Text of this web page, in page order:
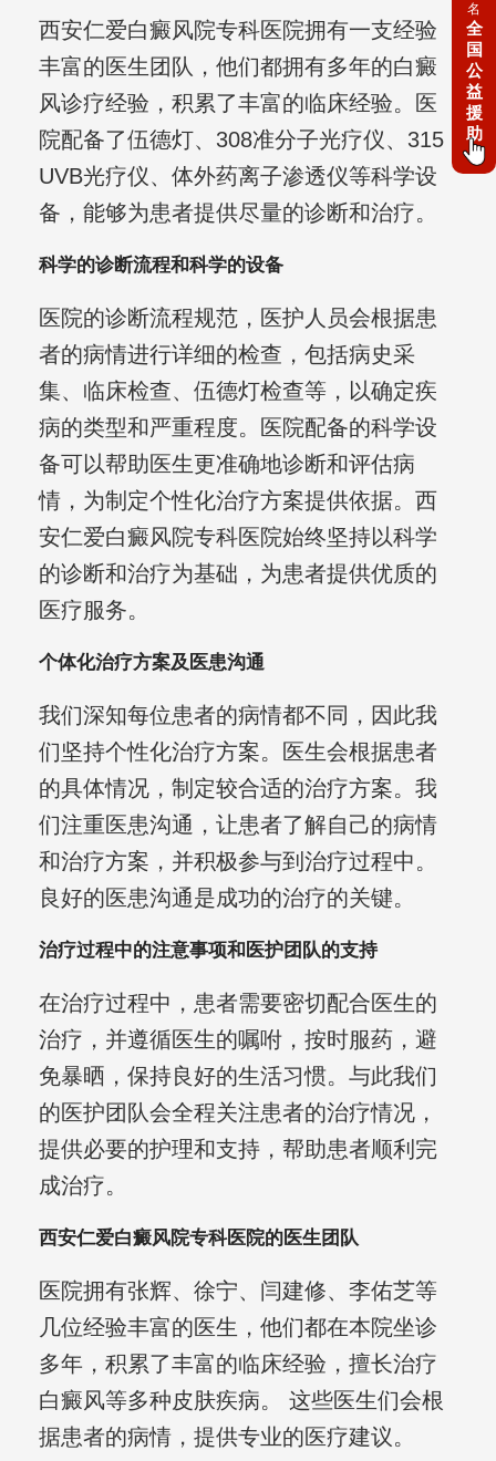
西安仁爱白癜风院专科医院拥有一支经验
丰富的医生团队，他们都拥有多年的白癜
风诊疗经验，积累了丰富的临床经验。医
院配备了伍德灯、308准分子光疗仪、315
UVB光疗仪、体外药离子渗透仪等科学设
备，能够为患者提供尽量的诊断和治疗。
科学的诊断流程和科学的设备
医院的诊断流程规范，医护人员会根据患
者的病情进行详细的检查，包括病史采
集、临床检查、伍德灯检查等，以确定疾
病的类型和严重程度。医院配备的科学设
备可以帮助医生更准确地诊断和评估病
情，为制定个性化治疗方案提供依据。西
安仁爱白癜风院专科医院始终坚持以科学
的诊断和治疗为基础，为患者提供优质的
医疗服务。
个体化治疗方案及医患沟通
我们深知每位患者的病情都不同，因此我
们坚持个性化治疗方案。医生会根据患者
的具体情况，制定较合适的治疗方案。我
们注重医患沟通，让患者了解自己的病情
和治疗方案，并积极参与到治疗过程中。
良好的医患沟通是成功的治疗的关键。
治疗过程中的注意事项和医护团队的支持
在治疗过程中，患者需要密切配合医生的
治疗，并遵循医生的嘱咐，按时服药，避
免暴晒，保持良好的生活习惯。与此我们
的医护团队会全程关注患者的治疗情况，
提供必要的护理和支持，帮助患者顺利完
成治疗。
西安仁爱白癜风院专科医院的医生团队
医院拥有张辉、徐宁、闫建修、李佑芝等
几位经验丰富的医生，他们都在本院坐诊
多年，积累了丰富的临床经验，擅长治疗
白癜风等多种皮肤疾病。 这些医生们会根
据患者的病情，提供专业的医疗建议。
名
全
国
公
益
援
助